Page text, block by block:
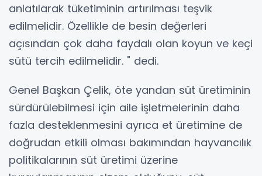
anlatılarak tüketiminin artırılması teşvik
edilmelidir. Özellikle de besin değerleri
açısından çok daha faydalı olan koyun ve keçi
sütü tercih edilmelidir. " dedi.
Genel Başkan Çelik, öte yandan süt üretiminin
sürdürülebilmesi için aile işletmelerinin daha
fazla desteklenmesini ayrıca et üretimine de
doğrudan etkili olması bakımından hayvancılık
politikalarının süt üretimi üzerine